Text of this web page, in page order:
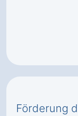
Förderung